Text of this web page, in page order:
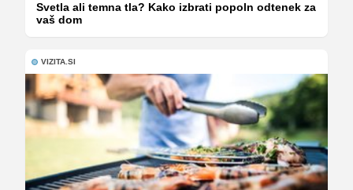
Svetla ali temna tla? Kako izbrati popoln odtenek za
vaš dom
VIZITA.SI